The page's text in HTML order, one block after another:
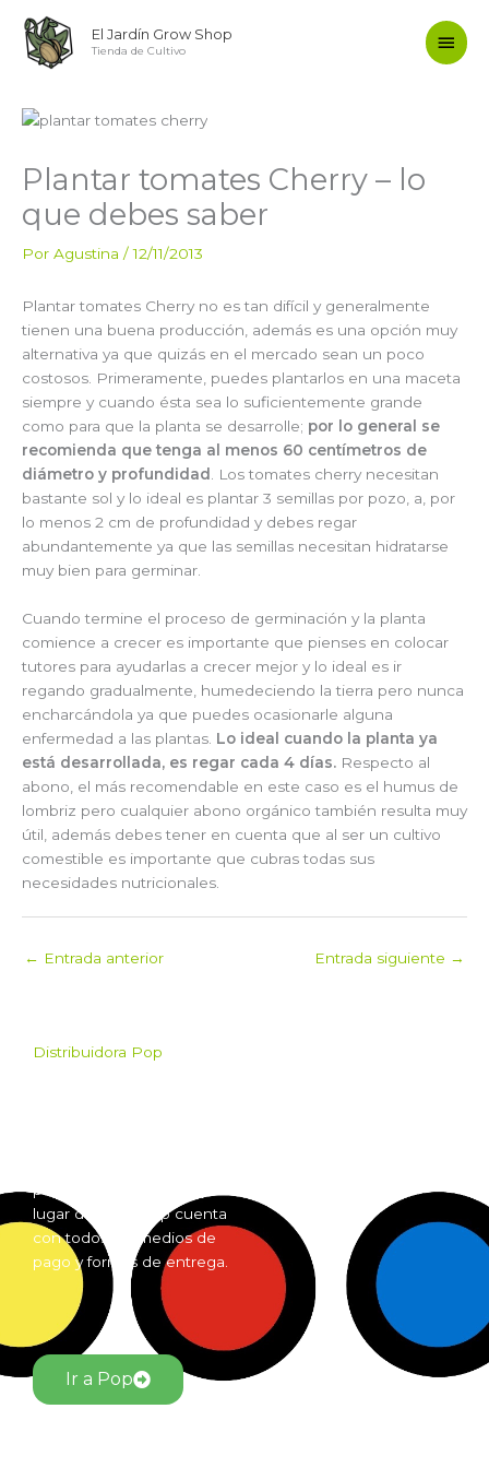
contenido
El Jardín Grow Shop
Tienda de Cultivo
Plantar tomates Cherry – lo
que debes saber
Por Agustina /12/11/2013
Plantar tomates Cherry no es tan difícil y generalmente
tienen una buena producción, además es una opción muy
alternativa ya que quizás en el mercado sean un poco
costosos. Primeramente, puedes plantarlos en una maceta
siempre y cuando ésta sea lo suficientemente grande
como para que la planta se desarrolle; por lo general se
recomienda que tenga al menos 60 centímetros de
diámetro y profundidad
. Los tomates cherry necesitan
bastante sol y lo ideal es plantar 3 semillas por pozo, a, por
lo menos 2 cm de profundidad y debes regar
abundantemente ya que las semillas necesitan hidratarse
muy bien para germinar.
Cuando termine el proceso de germinación y la planta
comience a crecer es importante que pienses en colocar
tutores para ayudarlas a crecer mejor y lo ideal es ir
regando gradualmente, humedeciendo la tierra pero nunca
encharcándola ya que puedes ocasionarle alguna
enfermedad a las plantas. Lo ideal cuando la planta ya
está desarrollada, es regar cada 4 días. Respecto al
abono, el más recomendable en este caso es el humus de
lombriz pero cualquier abono orgánico también resulta muy
útil, además debes tener en cuenta que al ser un cultivo
comestible es importante que cubras todas sus
necesidades nutricionales.
← Entrada anterior Entrada siguiente →
Distribuidora Pop
por mayor desde cualquier
lugar del país. Pop cuenta
con todos los medios de
pago y formas de entrega.
Ir a Pop